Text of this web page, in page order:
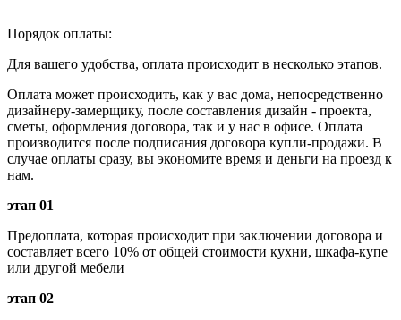
Порядок оплаты:
Для вашего удобства, оплата происходит в несколько этапов.
Оплата может происходить, как у вас дома, непосредственно
дизайнеру-замерщику, после составления дизайн - проекта,
сметы, оформления договора, так и у нас в офисе. Оплата
производится после подписания договора купли-продажи. В
случае оплаты сразу, вы экономите время и деньги на проезд к
нам.
этап 01
Предоплата, которая происходит при заключении договора и
составляет всего 10% от общей стоимости кухни, шкафа-купе
или другой мебели
этап 02